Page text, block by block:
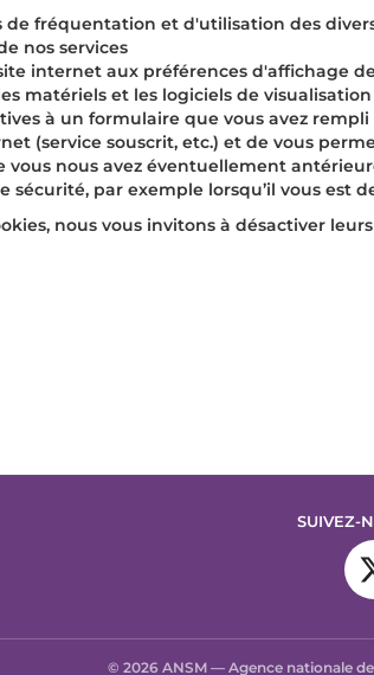
fréquentation et d'utilisation des
nos services
internet aux préférences d'affichage
matériels et les logiciels de
à un formulaire que vous avez
(service souscrit, etc.) et de vous
vous nous avez éventuellement
sécurité, par exemple lorsqu’il vous
nous vous invitons à désactiver
SUIVEZ-
© 2026 ANSM — Agence nationale